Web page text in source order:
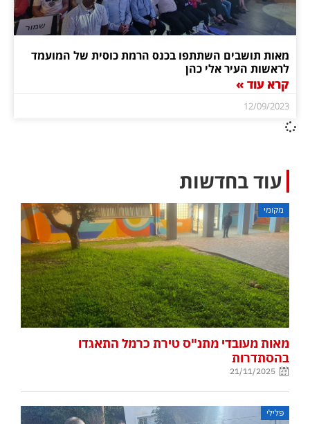
מאות תושבים השתתפו בכנס הרמת כוסית של המועמד
לראשות העיר אלי כהן
קרא עוד »
12/09/2023
עוד בחדשות
מקומי
מאות מעובדי מתנ"ס טירת כרמל התאגדו
בהסתדרות
21/11/2025
פלילי